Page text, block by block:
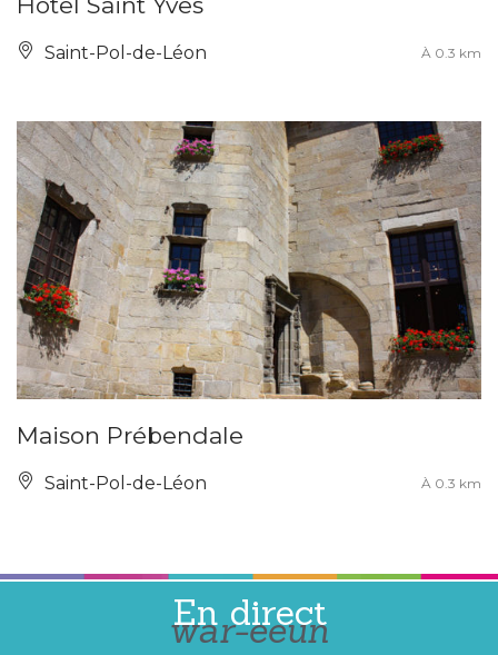
Saint-Pol-de-Léon À 0.3 km
Maison Prébendale
Saint-Pol-de-Léon À 0.3 km
En direct
war-eeun